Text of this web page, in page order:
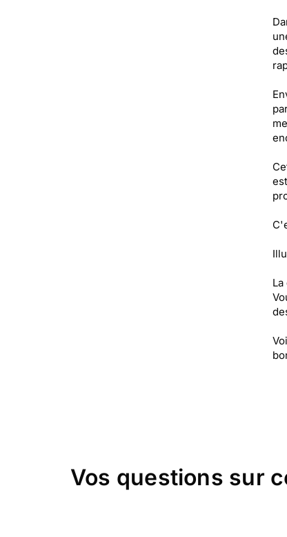
Vos questions sur